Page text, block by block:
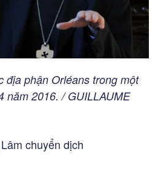
địa phận Orléans trong một
năm 2016. / GUILLAUME
chuyển dịch